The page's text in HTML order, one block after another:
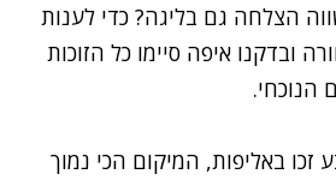
הצלחה גם בליגה? כדי לענות
ובדקנו איפה סיימו כל הזוכות
הנוכחי.
זכו באליפות, המיקום הכי נמוך